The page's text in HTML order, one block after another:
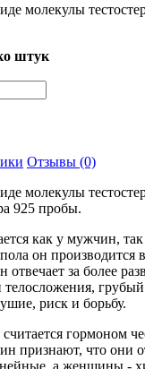
молекулы
штук
Отзывы (0)
молекулы
925 пробы.
как у мужчин,
он производится
отвечает за более
риск и борьбу.
гормоном
признают, что они
а женщины -